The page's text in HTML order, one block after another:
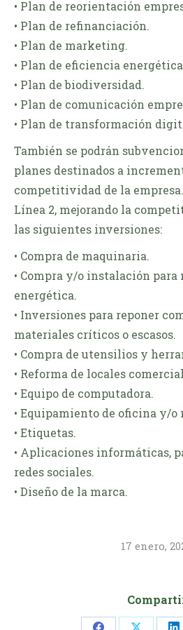
• Plan de reorientación
• Plan de refinanciación.
• Plan de marketing.
• Plan de eficiencia
• Plan de biodiversidad.
• Plan de comunicación
• Plan de transformación
También se podrán
planes destinados a
competitividad de la empresa.
Línea 2, mejorando la
las siguientes inversiones:
• Compra de maquinaria.
• Compra y/o instalación
energética.
• Inversiones para reponer
materiales críticos o escasos.
• Compra de utensilios y
• Reforma de locales
• Equipo de computadora.
• Equipamiento de oficina y/o
• Etiquetas.
• Aplicaciones informáticas,
redes sociales.
• Diseño de la marca.
17 enero,